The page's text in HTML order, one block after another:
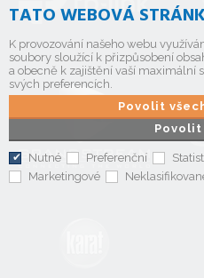
TATO WEBOVÁ
K provozování našeho webu
soubory sloužící k přizpůsobení
a obecně k zajištění vaší maximální
svých preferencích.
Povolit
Nutné Preferenční
Marketingové